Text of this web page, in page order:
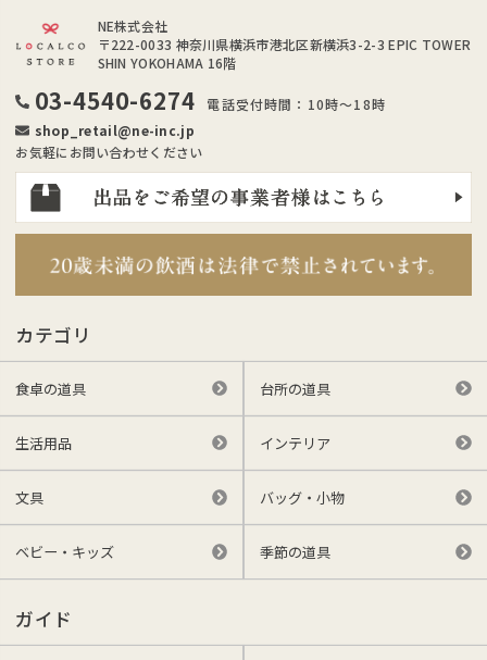
NE株式会社
〒222-0033 神奈川県横浜市港北区新横浜3-2-3 EPIC TOWER
SHIN YOKOHAMA 16階
03-4540-6274
電話受付時間：10時～18時
shop_retail@ne-inc.jp
お気軽にお問い合わせください
カテゴリ
食卓の道具 台所の道具
生活用品 インテリア
文具 バッグ・小物
ベビー・キッズ 季節の道具
ガイド